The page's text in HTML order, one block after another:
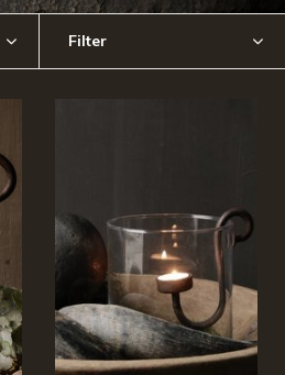
Filter